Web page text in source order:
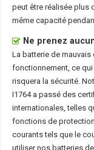
peut être réalisée plus
même capacité
Ne prenez
La batterie de
fonctionnement, ce
risquera la sécurité.
I1764 a passé des
internationales, telles
fonctions de
courants tels que le
utiliser nos batteries